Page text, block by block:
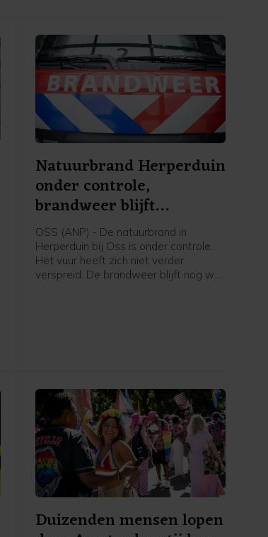
Natuurbrand Herperduin
onder controle,
brandweer blijft
nablussen
OSS (ANP) - De natuurbrand in
Herperduin bij Oss is onder controle.
Het vuur heeft zich niet verder
verspreid. De brandweer blijft nog wel
Duizenden mensen lopen